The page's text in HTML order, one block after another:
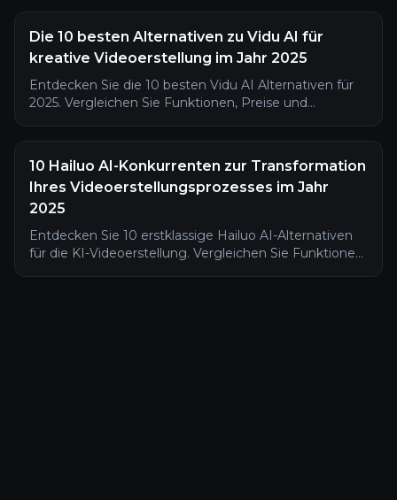
bieten.
Die 10 besten Alternativen zu Vidu AI für
kreative Videoerstellung im Jahr 2025
Entdecken Sie die 10 besten Vidu AI Alternativen für
2025. Vergleichen Sie Funktionen, Preise und
Videoerstellung zu finden.
10 Hailuo AI-Konkurrenten zur Transformation
Ihres Videoerstellungsprozesses im Jahr
2025
Entdecken Sie 10 erstklassige Hailuo AI-Alternativen
für die KI-Videoerstellung. Vergleichen Sie Funktionen,